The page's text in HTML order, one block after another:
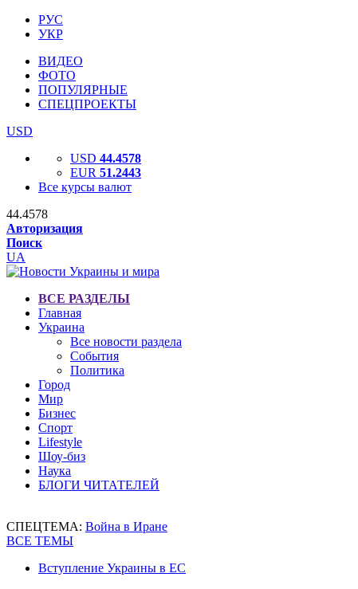
РУС
УКР
ВИДЕО
ФОТО
ПОПУЛЯРНЫЕ
СПЕЦПРОЕКТЫ
USD
USD 44.4578
EUR 51.2443
Все курсы валют
44.4578
Авторизация
Поиск
UA
ВСЕ РАЗДЕЛЫ
Главная
Украина
Все новости раздела
События
Политика
Город
Мир
Бизнес
Спорт
Lifestyle
Шоу-биз
Наука
БЛОГИ ЧИТАТЕЛЕЙ
СПЕЦТЕМА: Война в Иране
ВСЕ ТЕМЫ
Вступление Украины в ЕС